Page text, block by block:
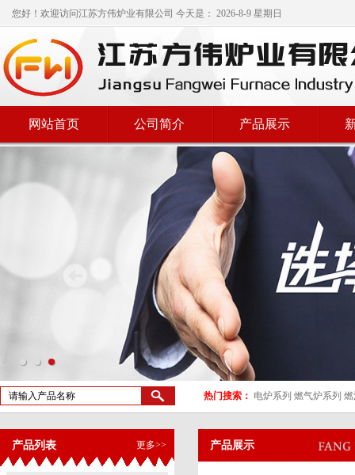
您好！欢迎访问江苏方伟炉业有限公司 今天是： 2026-8-9 星期日
网站首页 公司简介 产品展示
热门搜索： 电炉系列 燃气炉系列
更多>>
产品列表 产品展示